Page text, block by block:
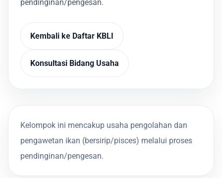
pendinginan/pengesan.
Kembali ke Daftar KBLI
Konsultasi Bidang Usaha
Kelompok ini mencakup usaha pengolahan dan
pengawetan ikan (bersirip/pisces) melalui proses
pendinginan/pengesan.